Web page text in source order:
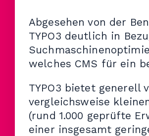
Abgesehen von der
TYPO3 deutlich in
welches CMS für ein
TYPO3 bietet generell
vergleichsweise
(rund 1.000 geprüfte
einer insgesamt